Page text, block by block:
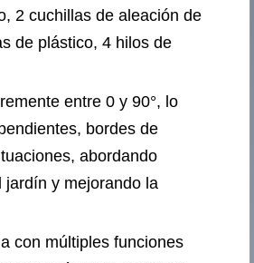
2 cuchillas de aleación de
de plástico, 4 hilos de
entre 0 y 90°, lo
bordes de
abordando
jardín y mejorando la
con múltiples funciones